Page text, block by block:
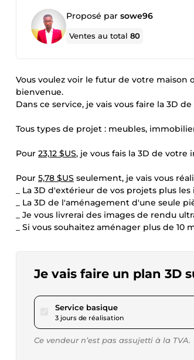
Proposé par sowe96
Ventes au total80
Vous voulez voir le futur de votre
bienvenue.
Dans ce service, je vais vous faire la 3D
Tous types de projet : meubles,
Pour 23,12 $US, je vous fais la 3D de votre
Pour 5,78 $US seulement, je vais vous
_ La 3D d'extérieur de vos projets plus
_ La 3D de l'aménagement d'une seule
_ Je vous livrerai des images de rendu
_ Si vous souhaitez aménager plus de
Je vais faire un plan 3D
Service basiquepour 23,12 $US
3 jours de réalisation
Ce vendeur n’est pas assujetti à la TVA.